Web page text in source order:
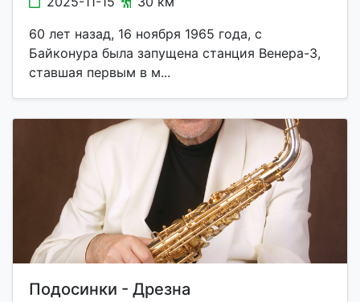
60 лет назад, 16 ноября 1965 года, с
Байконура была запущена станция Венера-3,
ставшая первым в м...
Подосинки - Дрезна